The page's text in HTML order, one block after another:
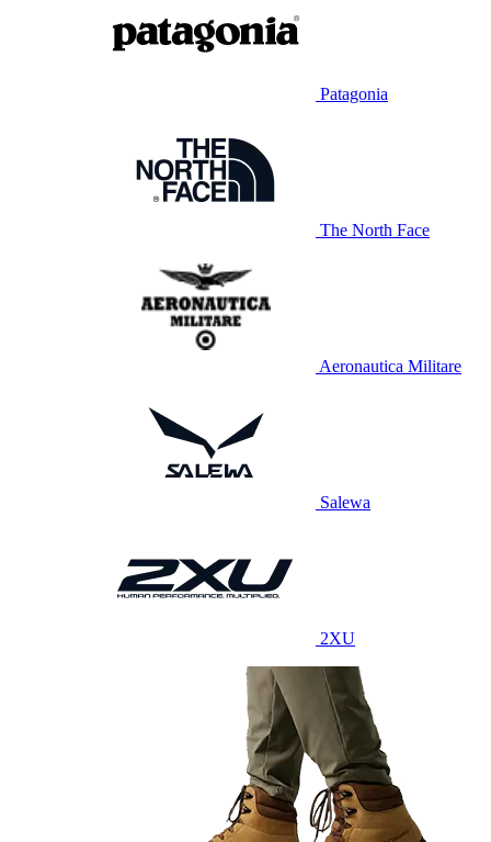
Patagonia
The North Face
Aeronautica Militare
Salewa
2XU